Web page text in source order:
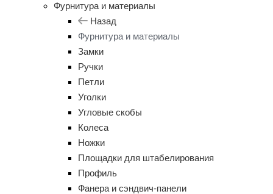
Фурнитура и материалы
Назад
Фурнитура и материалы
Замки
Ручки
Петли
Уголки
Угловые скобы
Колеса
Ножки
Площадки для штабелирования
Профиль
Фанера и сэндвич-панели